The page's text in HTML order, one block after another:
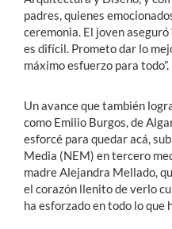
padres, quienes
ceremonia. El joven
es difícil. Prometo dar lo
máximo esfuerzo para todo”.
Un avance que también
como Emilio Burgos, de
esforcé para quedar acá,
Media (NEM) en tercero
madre Alejandra Mellado,
el corazón llenito de verlo
ha esforzado en todo lo que